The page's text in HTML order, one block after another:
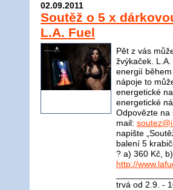
02.09.2011
Soutěž o 5 x
L.A. Fuel
Pět z vás
žvýkaček.
energií
nápoje to
energetické
energetické
Odpovězte na
mail:
napište
balení 5
? a) 360 Kč,
http://
trvá od 2.9. -